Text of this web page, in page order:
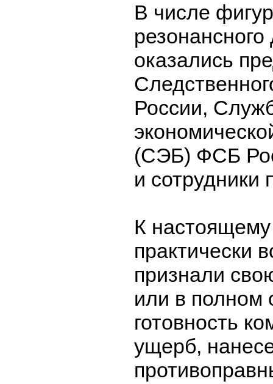
В числе
оказались
России,
(СЭБ) ФСБ
и сотрудники
К
практически
признали
или в полном
готовность
ущерб,